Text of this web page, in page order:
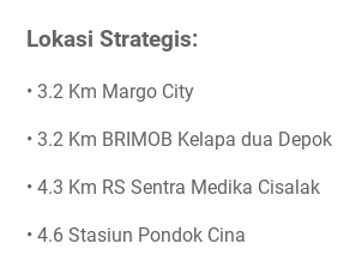
Lokasi Strategis:
• 3.2 Km Margo City
• 3.2 Km BRIMOB Kelapa dua Depok
• 4.3 Km RS Sentra Medika Cisalak
• 4.6 Stasiun Pondok Cina